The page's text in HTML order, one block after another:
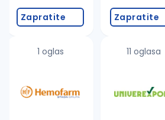
Zapratite
1 oglas
Zapratite
11 oglasa